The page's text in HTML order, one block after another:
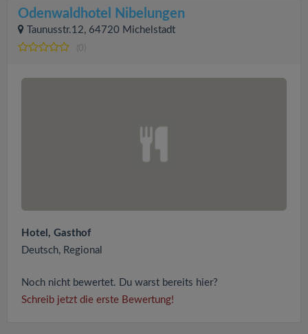
Odenwaldhotel Nibelungen
Taunusstr.12, 64720 Michelstadt
(0)
Hotel, Gasthof
Deutsch, Regional
Noch nicht bewertet. Du warst bereits hier?
Schreib jetzt die erste Bewertung!